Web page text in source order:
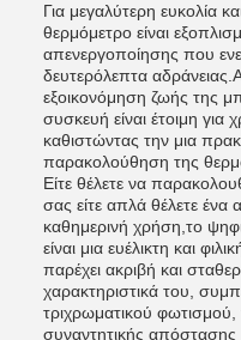
Για μεγαλύτερη ευκολία
θερμόμετρο είναι
απενεργοποίησης που
δευτερόλεπτα
εξοικονόμηση ζωής της
συσκευή είναι έτοιμη για
καθιστώντας την μια
παρακολούθηση της
Είτε θέλετε να
σας είτε απλά θέλετε ένα
καθημερινή χρήση,το
είναι μια ευέλικτη και
παρέχει ακριβή και
χαρακτηριστικά του,
τριχρωματικού
συναντητικής απόστασης